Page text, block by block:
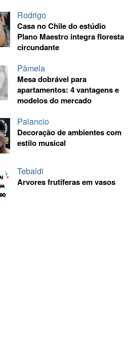
Rodrigo
Casa no Chile do estúdio
Plano Maestro integra floresta
circundante
Pâmela
Mesa dobrável para
apartamentos: 4 vantagens e
modelos do mercado
Palancio
Decoração de ambientes com
estilo musical
Tebaldi
Arvores frutiferas em vasos